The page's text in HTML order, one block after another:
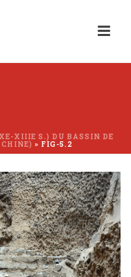
XIIIE S.) DU BASSIN DE
CHINE) » FIG-5.2